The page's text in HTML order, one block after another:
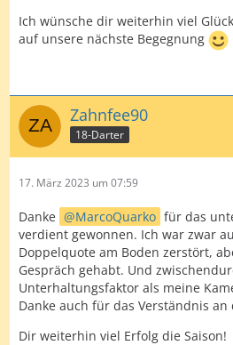
Ich wünsche dir weiterhin viel
auf unsere nächste Begegnung
Zahnfee90
18-Darter
17. März 2023 um 07:59
Danke MarcoQuarko für das
verdient gewonnen. Ich war zwar
Doppelquote am Boden zerstört,
Gespräch gehabt. Und
Unterhaltungsfaktor als meine
Danke auch für das Verständnis an
Dir weiterhin viel Erfolg die Saison!